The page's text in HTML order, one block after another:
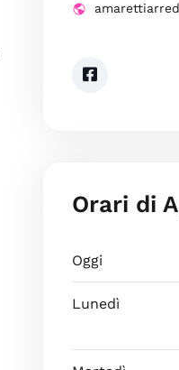
Orari di
Oggi
Lunedì